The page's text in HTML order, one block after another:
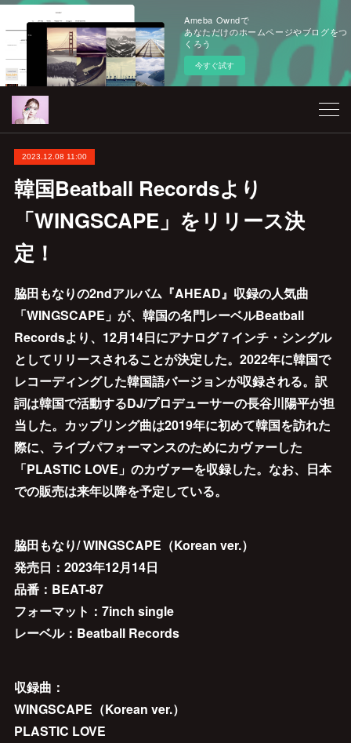
Ameba Owndで
あなただけのホームページやブログをつ
くろう
今すぐ試す
2023.12.08 11:00
韓国Beatball Recordsより
「WINGSCAPE」をリリース決
定！
脇田もなりの2ndアルバム『AHEAD』収録の人気曲
「WINGSCAPE」が、韓国の名門レーベルBeatball
Recordsより、12月14日にアナログ７インチ・シングル
としてリリースされることが決定した。2022年に韓国で
レコーディングした韓国語バージョンが収録される。訳
詞は韓国で活動するDJ/プロデューサーの長谷川陽平が担
当した。カップリング曲は2019年に初めて韓国を訪れた
際に、ライブパフォーマンスのためにカヴァーした
「PLASTIC LOVE」のカヴァーを収録した。なお、日本
での販売は来年以降を予定している。
脇田もなり/ WINGSCAPE（Korean ver.）
発売日：2023年12月14日
品番：BEAT-87
フォーマット：7inch single
レーベル：Beatball Records
収録曲：
WINGSCAPE（Korean ver.）
PLASTIC LOVE